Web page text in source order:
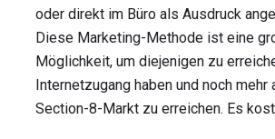
oder direkt im Büro als Ausdruck
Diese Marketing-Methode ist eine
Möglichkeit, um diejenigen zu
Internetzugang haben und noch mehr
Section-8-Markt zu erreichen. Es